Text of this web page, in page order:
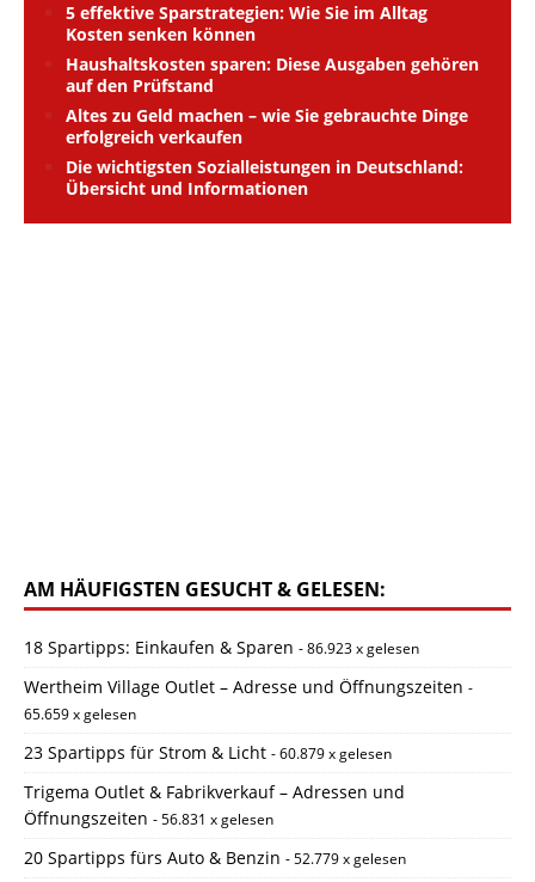
5 effektive Sparstrategien: Wie Sie im Alltag
Kosten senken können
Haushaltskosten sparen: Diese Ausgaben gehören
auf den Prüfstand
Altes zu Geld machen – wie Sie gebrauchte Dinge
erfolgreich verkaufen
Die wichtigsten Sozialleistungen in Deutschland:
Übersicht und Informationen
AM HÄUFIGSTEN GESUCHT & GELESEN:
18 Spartipps: Einkaufen & Sparen - 86.923 x gelesen
Wertheim Village Outlet – Adresse und Öffnungszeiten -
65.659 x gelesen
23 Spartipps für Strom & Licht - 60.879 x gelesen
Trigema Outlet & Fabrikverkauf – Adressen und
Öffnungszeiten - 56.831 x gelesen
20 Spartipps fürs Auto & Benzin - 52.779 x gelesen